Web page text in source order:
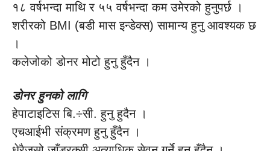
१८ वर्षभन्दा माथि र ५५ वर्षभन्दा कम उमेरको हुनुपर्छ ।
शरीरको BMI (बडी मास इन्डेक्स) सामान्य हुनु आवश्यक छ
।
कलेजोको डोनर मोटो हुनु हुँदैन ।
डोनर हुनको लागि
हेपाटाइटिस बि.÷सी. हुनु हुदैन ।
एचआईभी संक्रमण हुनु हुँदैन ।